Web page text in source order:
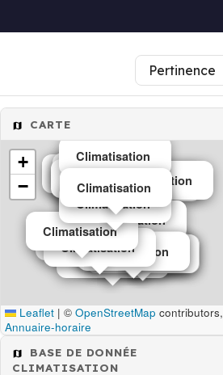
CARTE
Climatisation
ClimatisationClimatisation
Climatisation
Climatisation
Climatisation
Climatisation
Climatisation
Climatisation
Climatisation
Climatisation
Climatisation
Climatisation
Climatisation
Climatisation
Climatisation
Climatisation
Climatisation
+
−
Leaflet | © OpenStreetMap contributors,
Annuaire-horaire
BASE DE DONNÉE
CLIMATISATION